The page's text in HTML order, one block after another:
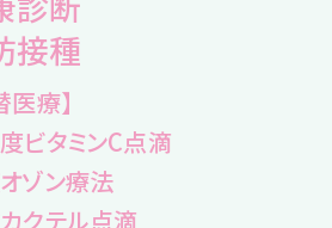
接種
医療】
ビタミンC点滴
ゾン療法
クテル点滴